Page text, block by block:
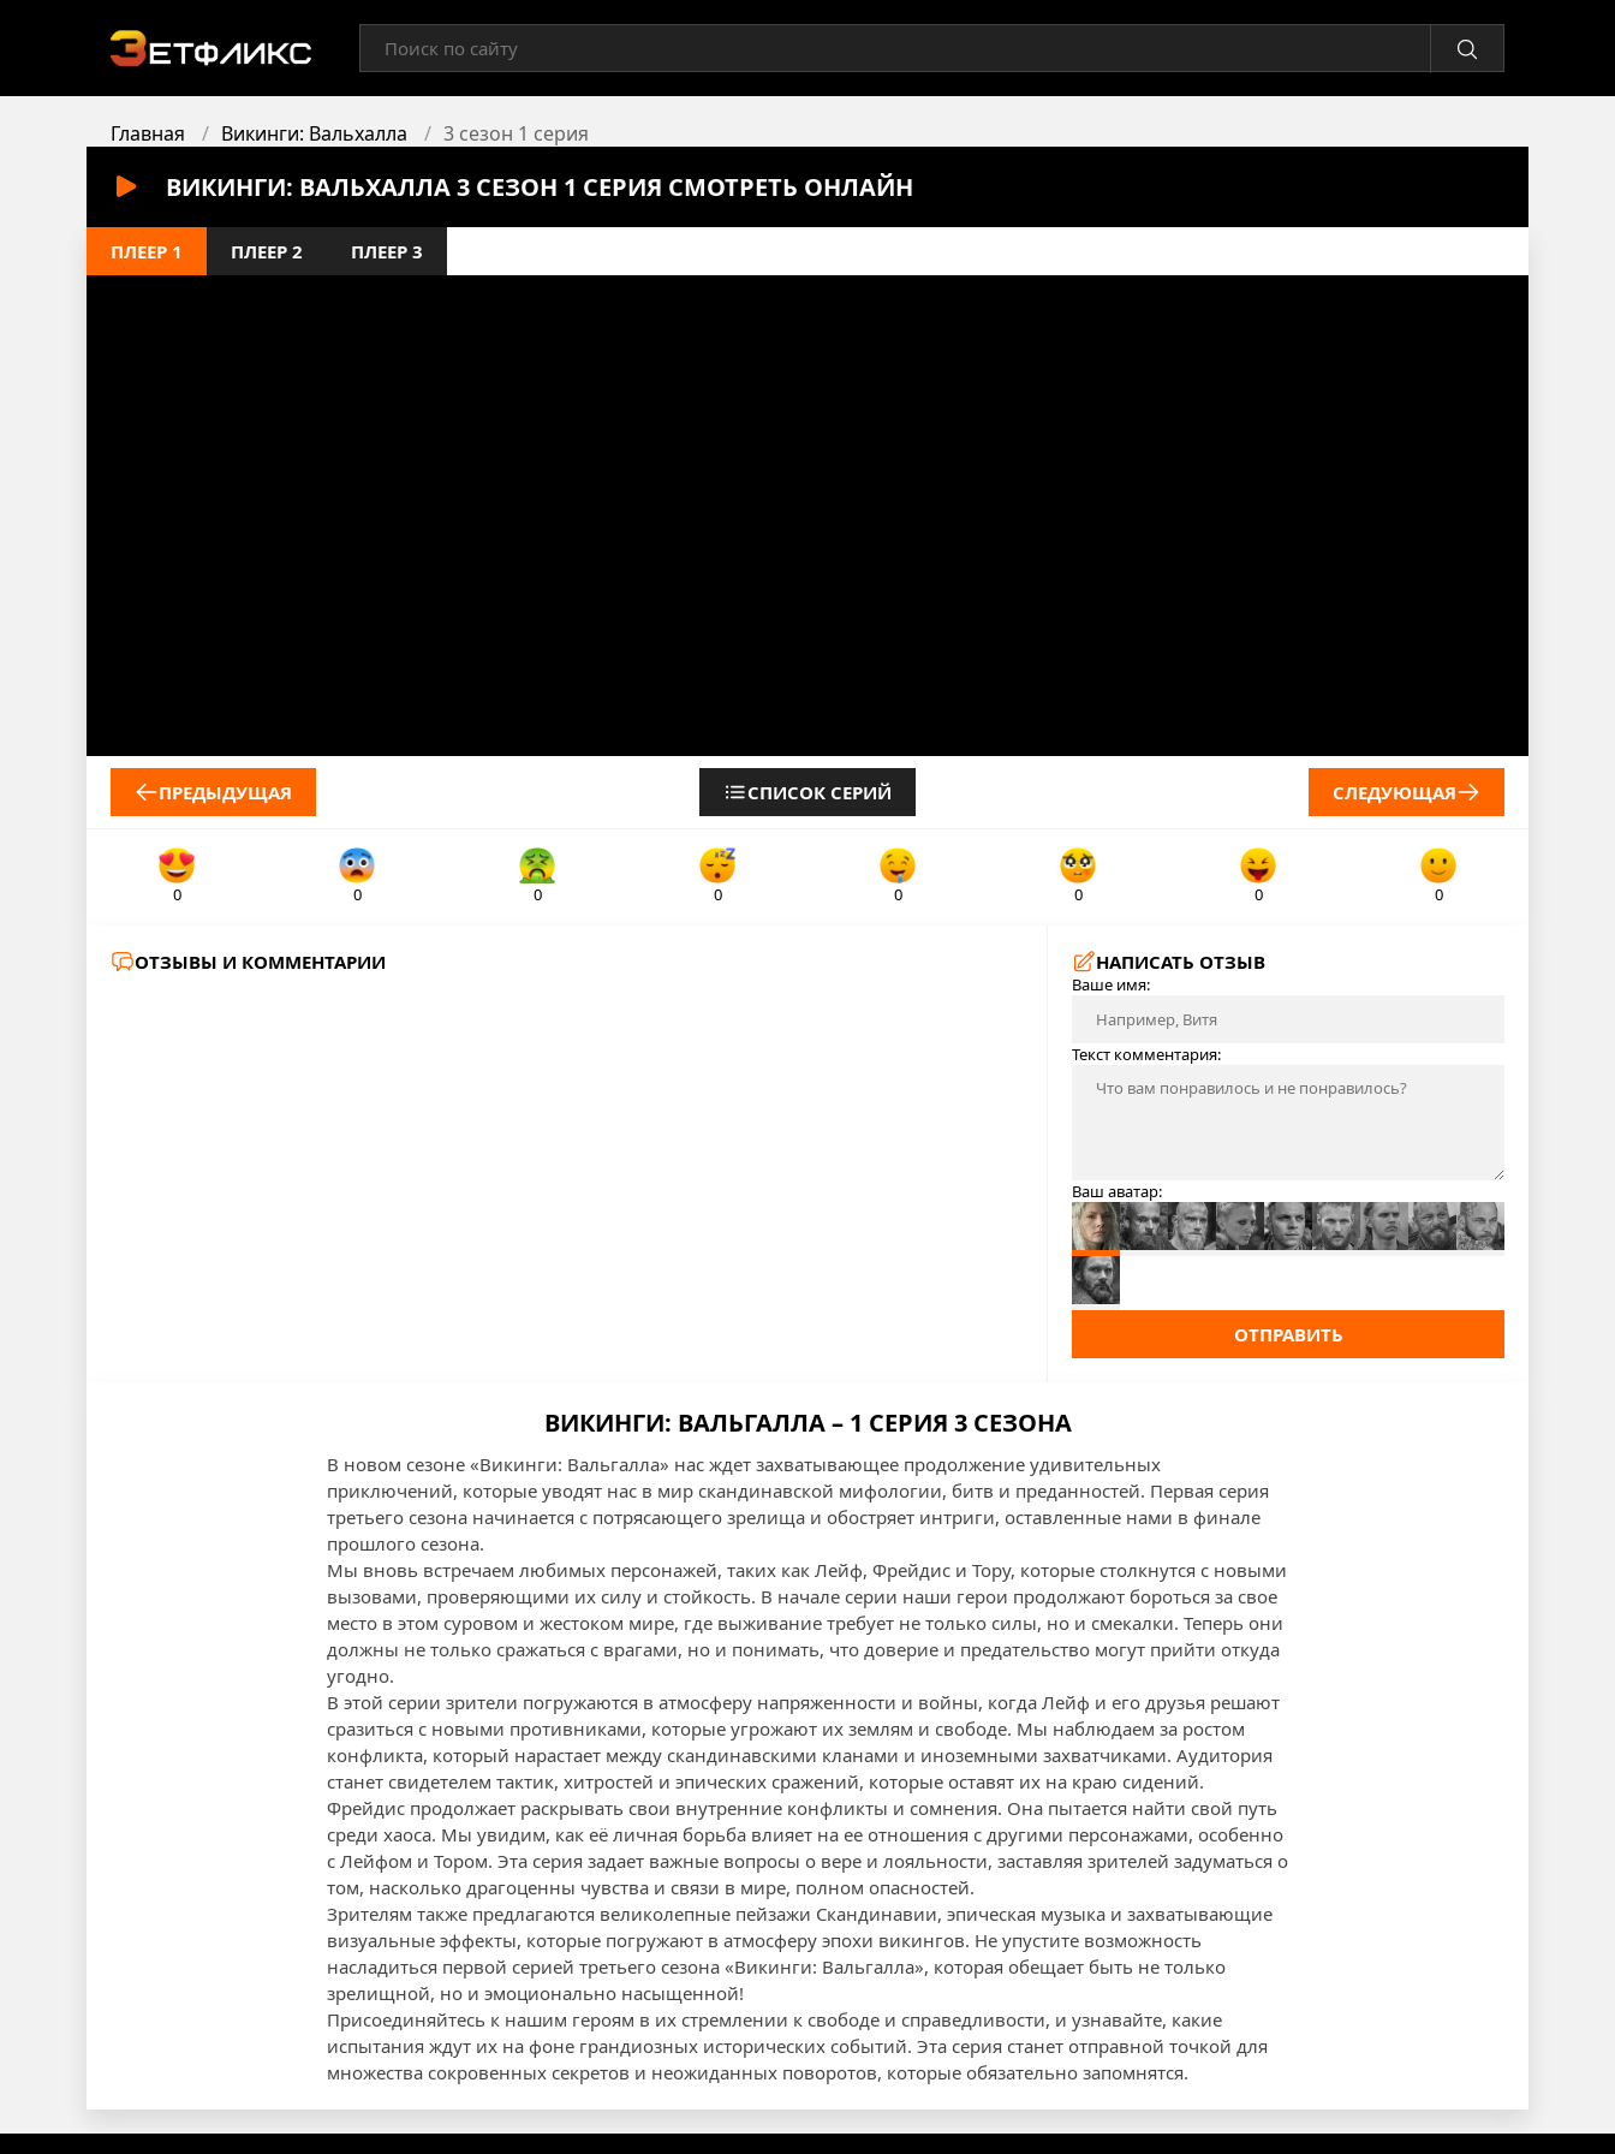
Главная Викинги: Вальхалла 3 сезон 1 серия
ВИКИНГИ: ВАЛЬХАЛЛА 3 СЕЗОН 1 СЕРИЯ СМОТРЕТЬ ОНЛАЙН
ПЛЕЕР 1 ПЛЕЕР 2 ПЛЕЕР 3
ПРЕДЫДУЩАЯ СПИСОК СЕРИЙ СЛЕДУЮЩАЯ
0 0 0 0 0 0 0 0
ОТЗЫВЫ И КОММЕНТАРИИ НАПИСАТЬ ОТЗЫВ
Ваше имя:
Текст комментария:
Ваш аватар:
ОТПРАВИТЬ
ВИКИНГИ: ВАЛЬГАЛЛА – 1 СЕРИЯ 3 СЕЗОНА
В новом сезоне «Викинги: Вальгалла» нас ждет захватывающее продолжение удивительных
приключений, которые уводят нас в мир скандинавской мифологии, битв и преданностей. Первая серия
третьего сезона начинается с потрясающего зрелища и обостряет интриги, оставленные нами в финале
прошлого сезона.
Мы вновь встречаем любимых персонажей, таких как Лейф, Фрейдис и Тору, которые столкнутся с новыми
вызовами, проверяющими их силу и стойкость. В начале серии наши герои продолжают бороться за свое
место в этом суровом и жестоком мире, где выживание требует не только силы, но и смекалки. Теперь они
должны не только сражаться с врагами, но и понимать, что доверие и предательство могут прийти откуда
угодно.
В этой серии зрители погружаются в атмосферу напряженности и войны, когда Лейф и его друзья решают
сразиться с новыми противниками, которые угрожают их землям и свободе. Мы наблюдаем за ростом
конфликта, который нарастает между скандинавскими кланами и иноземными захватчиками. Аудитория
станет свидетелем тактик, хитростей и эпических сражений, которые оставят их на краю сидений.
Фрейдис продолжает раскрывать свои внутренние конфликты и сомнения. Она пытается найти свой путь
среди хаоса. Мы увидим, как её личная борьба влияет на ее отношения с другими персонажами, особенно
с Лейфом и Тором. Эта серия задает важные вопросы о вере и лояльности, заставляя зрителей задуматься о
том, насколько драгоценны чувства и связи в мире, полном опасностей.
Зрителям также предлагаются великолепные пейзажи Скандинавии, эпическая музыка и захватывающие
визуальные эффекты, которые погружают в атмосферу эпохи викингов. Не упустите возможность
насладиться первой серией третьего сезона «Викинги: Вальгалла», которая обещает быть не только
зрелищной, но и эмоционально насыщенной!
Присоединяйтесь к нашим героям в их стремлении к свободе и справедливости, и узнавайте, какие
испытания ждут их на фоне грандиозных исторических событий. Эта серия станет отправной точкой для
множества сокровенных секретов и неожиданных поворотов, которые обязательно запомнятся.